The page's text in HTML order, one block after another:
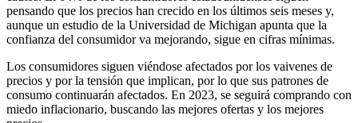
pensando que los precios han crecido en los últimos seis meses y,
aunque un estudio de la Universidad de Michigan apunta que la
confianza del consumidor va mejorando, sigue en cifras mínimas.
Los consumidores siguen viéndose afectados por los vaivenes de
precios y por la tensión que implican, por lo que sus patrones de
consumo continuarán afectados. En 2023, se seguirá comprando con
miedo inflacionario, buscando las mejores ofertas y los mejores